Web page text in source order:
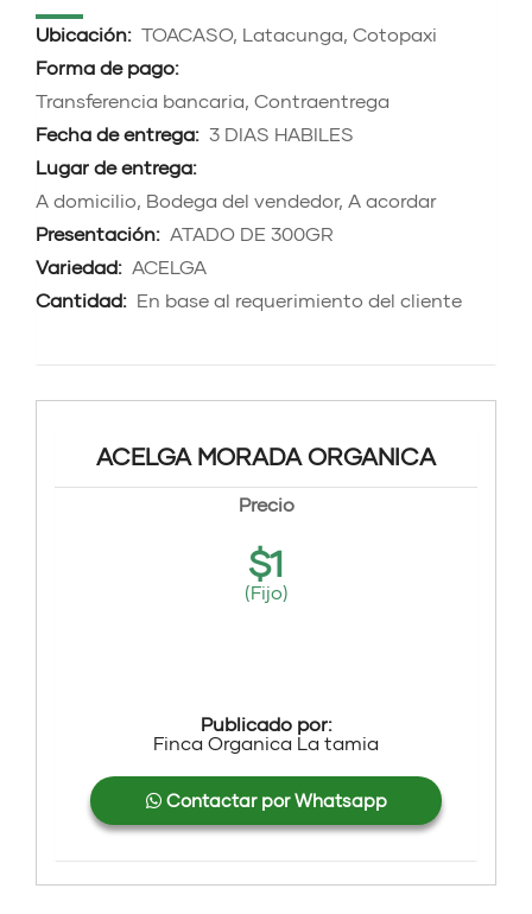
Ubicación: TOACASO, Latacunga, Cotopaxi
Forma de pago:
Transferencia bancaria, Contraentrega
Fecha de entrega: 3 DIAS HABILES
Lugar de entrega:
A domicilio, Bodega del vendedor, A acordar
Presentación: ATADO DE 300GR
Variedad: ACELGA
Cantidad: En base al requerimiento del cliente
ACELGA MORADA ORGANICA
Precio
$1
(Fijo)
Publicado por:
Finca Organica La tamia
Contactar por Whatsapp